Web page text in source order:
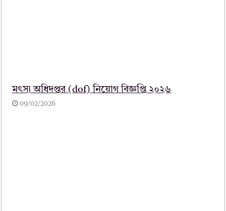
মৎস্য অধিদপ্তর (dof) নিয়োগ বিজ্ঞপ্তি ২০২৬
09/02/2026